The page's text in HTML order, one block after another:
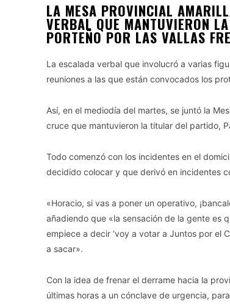
LA MESA PROVINCIAL
VERBAL QUE MANTUVIERON
PORTEÑO POR LAS VALLAS
La escalada verbal que involucró a varias
reuniones a las que están convocados los
Así, en el mediodía del martes, se juntó la
cruce que mantuvieron la titular del partido,
Todo comenzó con los incidentes en el
decidido colocar y que derivó en incidentes
«Horacio, si vas a poner un operativo,
añadiendo que «la sensación de la gente es
empiece a decir ‘voy a votar a Juntos por el
a sacar».
Con la idea de frenar el derrame hacia la
últimas horas a un cónclave de urgencia,